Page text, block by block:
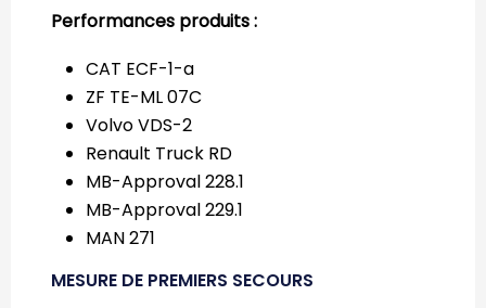
Performances produits :
CAT ECF-1-a
ZF TE-ML 07C
Volvo VDS-2
Renault Truck RD
MB-Approval 228.1
MB-Approval 229.1
MAN 271
MESURE DE PREMIERS SECOURS